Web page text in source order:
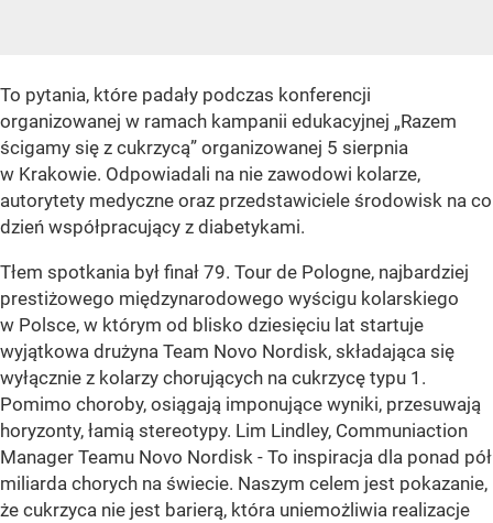
To pytania, które padały podczas konferencji
organizowanej w ramach kampanii edukacyjnej „Razem
ścigamy się z cukrzycą” organizowanej 5 sierpnia
w Krakowie. Odpowiadali na nie zawodowi kolarze,
autorytety medyczne oraz przedstawiciele środowisk na co
dzień współpracujący z diabetykami.
Tłem spotkania był finał 79. Tour de Pologne, najbardziej
prestiżowego międzynarodowego wyścigu kolarskiego
w Polsce, w którym od blisko dziesięciu lat startuje
wyjątkowa drużyna Team Novo Nordisk, składająca się
wyłącznie z kolarzy chorujących na cukrzycę typu 1.
Pomimo choroby, osiągają imponujące wyniki, przesuwają
horyzonty, łamią stereotypy. Lim Lindley, Communiaction
Manager Teamu Novo Nordisk - To inspiracja dla ponad pół
miliarda chorych na świecie. Naszym celem jest pokazanie,
że cukrzyca nie jest barierą, która uniemożliwia realizacje